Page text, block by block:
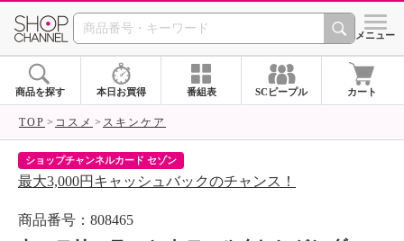
SHOP CHANNEL シメニュー
商品を探す 本日お買得 番組表 SCピープル カート
TOP コスメ スキンケア
ショップチャンネルカード セゾン
最大3,000円キャッシュバックのチャンス！
商品番号：808465